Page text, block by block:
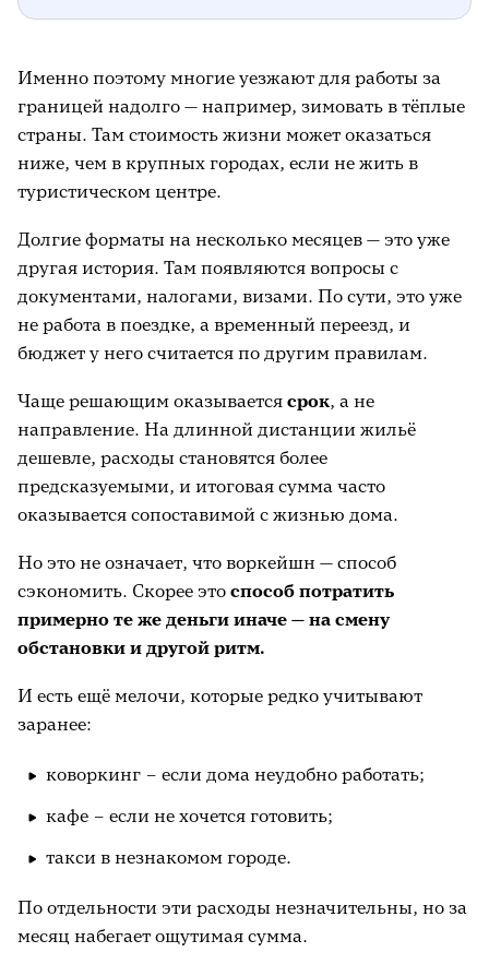
Именно поэтому многие уезжают для работы за
границей надолго — например, зимовать в тёплые
страны. Там стоимость жизни может оказаться
ниже, чем в крупных городах, если не жить в
туристическом центре.
Долгие форматы на несколько месяцев — это уже
другая история. Там появляются вопросы с
документами, налогами, визами. По сути, это уже
не работа в поездке, а временный переезд, и
бюджет у него считается по другим правилам.
Чаще решающим оказывается срок, а не
направление. На длинной дистанции жильё
дешевле, расходы становятся более
предсказуемыми, и итоговая сумма часто
оказывается сопоставимой с жизнью дома.
Но это не означает, что воркейшн — способ
сэкономить. Скорее это способ потратить
примерно те же деньги иначе — на смену
обстановки и другой ритм.
И есть ещё мелочи, которые редко учитывают
заранее:
коворкинг – если дома неудобно работать;
кафе – если не хочется готовить;
такси в незнакомом городе.
По отдельности эти расходы незначительны, но за
месяц набегает ощутимая сумма.